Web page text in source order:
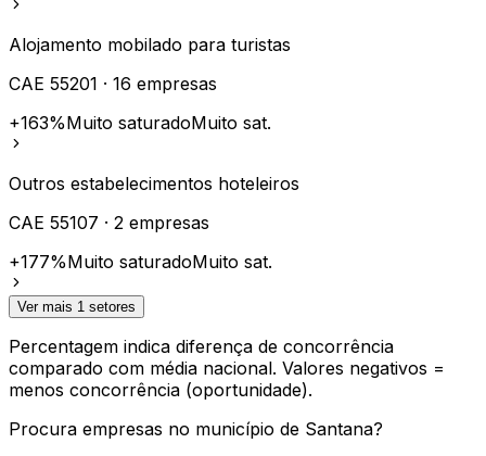
Alojamento mobilado para turistas
CAE 55201 · 16 empresas
+163%Muito saturadoMuito sat.
Outros estabelecimentos hoteleiros
CAE 55107 · 2 empresas
+177%Muito saturadoMuito sat.
Ver mais 1 setores
Percentagem indica diferença de concorrência
comparado com média nacional. Valores negativos =
menos concorrência (oportunidade).
Procura empresas no município de Santana?